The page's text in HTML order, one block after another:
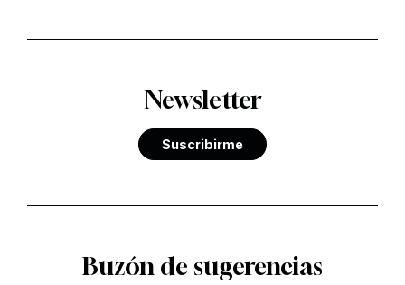
Newsletter
Suscribirme
Buzón de sugerencias